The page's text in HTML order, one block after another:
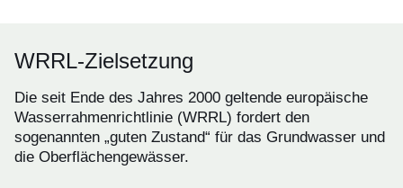
WRRL-Zielsetzung
Die seit Ende des Jahres 2000 geltende europäische
Wasserrahmenrichtlinie (WRRL) fordert den
sogenannten „guten Zustand“ für das Grundwasser und
die Oberflächengewässer.